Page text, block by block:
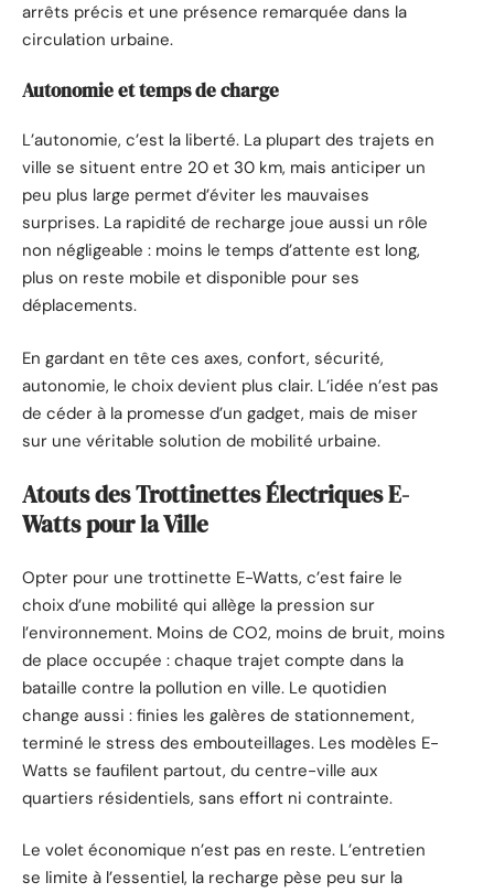
arrêts précis et une présence remarquée dans la
circulation urbaine.
Autonomie et temps de charge
L’autonomie, c’est la liberté. La plupart des trajets en
ville se situent entre 20 et 30 km, mais anticiper un
peu plus large permet d’éviter les mauvaises
surprises. La rapidité de recharge joue aussi un rôle
non négligeable : moins le temps d’attente est long,
plus on reste mobile et disponible pour ses
déplacements.
En gardant en tête ces axes, confort, sécurité,
autonomie, le choix devient plus clair. L’idée n’est pas
de céder à la promesse d’un gadget, mais de miser
sur une véritable solution de mobilité urbaine.
Atouts des Trottinettes Électriques E-
Watts pour la Ville
Opter pour une trottinette E-Watts, c’est faire le
choix d’une mobilité qui allège la pression sur
l’environnement. Moins de CO2, moins de bruit, moins
de place occupée : chaque trajet compte dans la
bataille contre la pollution en ville. Le quotidien
change aussi : finies les galères de stationnement,
terminé le stress des embouteillages. Les modèles E-
Watts se faufilent partout, du centre-ville aux
quartiers résidentiels, sans effort ni contrainte.
Le volet économique n’est pas en reste. L’entretien
se limite à l’essentiel, la recharge pèse peu sur la